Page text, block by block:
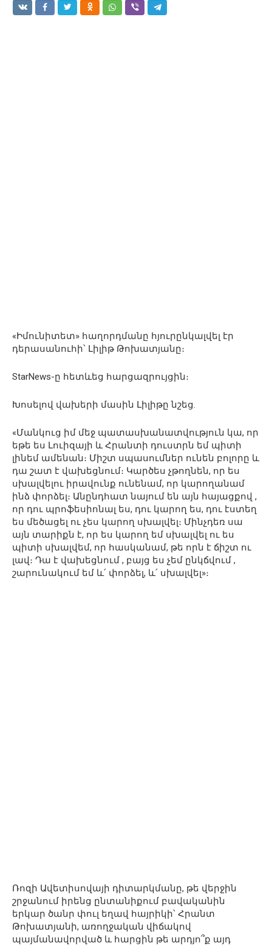
«Իմունիտետ» հաղորդմանը հյուրընկալվել էր
դերասանուհի՝ Լիլիթ Թոխատյանը։
StarNews-ը հետևեց հարցազրույցին։
Խոսելով վախերի մասին Լիլիթը նշեց.
«Մանկուց իմ մեջ պատասխանատվություն կա, որ
եթե ես Լուիզայի և Հրանտի դուստրն եմ պիտի
լինեմ ամենան։ Միշտ սպասումներ ունեն բոլորը և
դա շատ է վախեցնում։ Կարծես չթողնեն, որ ես
սխալվելու իրավունք ունենամ, որ կարողանամ
ինձ փորձել։ Անընդհատ նայում են այն հայացքով ,
որ դու պրոֆեսիոնալ ես, դու կարող ես, դու էստեղ
ես մեծացել ու չես կարող սխալվել։ Մինչդեռ սա
այն տարիքն է, որ ես կարող եմ սխալվել ու ես
պիտի սխալվեմ, որ հասկանամ, թե որն է ճիշտ ու
լավ։ Դա է վախեցնում , բայց ես չեմ ընկճվում ,
շարունակում եմ և՛ փորձել, և՛ սխալվել»։
Ռոզի Ավետիսովայի դիտարկմանը, թե վերջին
շրջանում իրենց ընտանիքում բավականին
երկար ծանր փուլ եղավ հայրիկի՝ Հրանտ
Թոխատյանի, առողջական վիճակով
պայմանավորված և հարցին թե արդյո՞ք այդ